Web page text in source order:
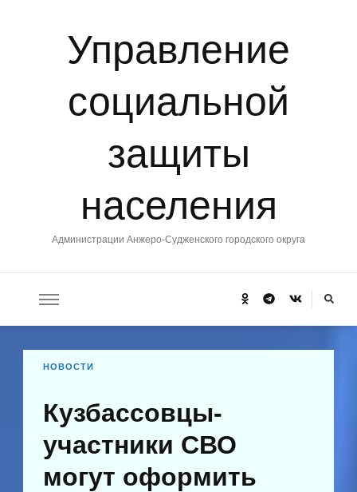
Управление
социальной
защиты
населения
Администрации Анжеро-Судженского городского округа
НОВОСТИ
Кузбассовцы-
участники СВО
могут оформить